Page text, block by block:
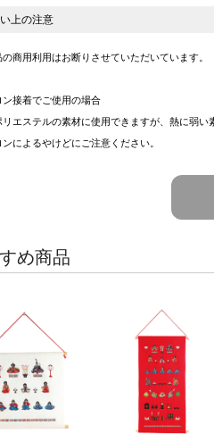
上の注意
商用利用はお断りさせていただいています。
ン接着でご使用の場合
エステルの素材に使用できますが、熱に弱い
によるやけどにご注意ください。
め商品